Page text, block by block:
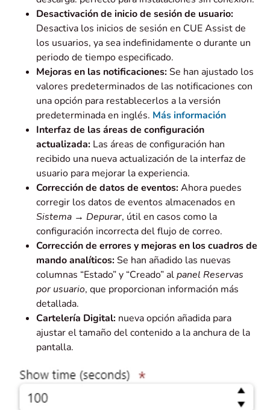
Desactivación de inicio de sesión de usuario:
Desactiva los inicios de sesión en CUE Assist de
los usuarios, ya sea indefinidamente o durante un
periodo de tiempo especificado.
Mejoras en las notificaciones:Se han ajustado los
valores predeterminados de las notificaciones con
una opción para restablecerlos a la versión
predeterminada en inglés. Más información
Interfaz de las áreas de configuración
actualizada: Las áreas de configuración han
recibido una nueva actualización de la interfaz de
usuario para mejorar la experiencia.
Corrección de datos de eventos:Ahora puedes
corregir los datos de eventos almacenados en
Sistema → Depurar, útil en casos como la
configuración incorrecta del flujo de correo.
Corrección de errores y mejoras en los cuadros de
mando analíticos:Se han añadido las nuevas
columnas “Estado” y “Creado” alpanel Reservas
por usuario, que proporcionan información más
detallada.
Cartelería Digital: nueva opción añadida para
ajustar el tamaño del contenido a la anchura de la
pantalla.